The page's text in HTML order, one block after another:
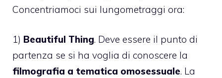
Concentriamoci sui lungometraggi ora:
1) Beautiful Thing. Deve essere il punto di
partenza se si ha voglia di conoscere la
filmografia a tematica omosessuale. La